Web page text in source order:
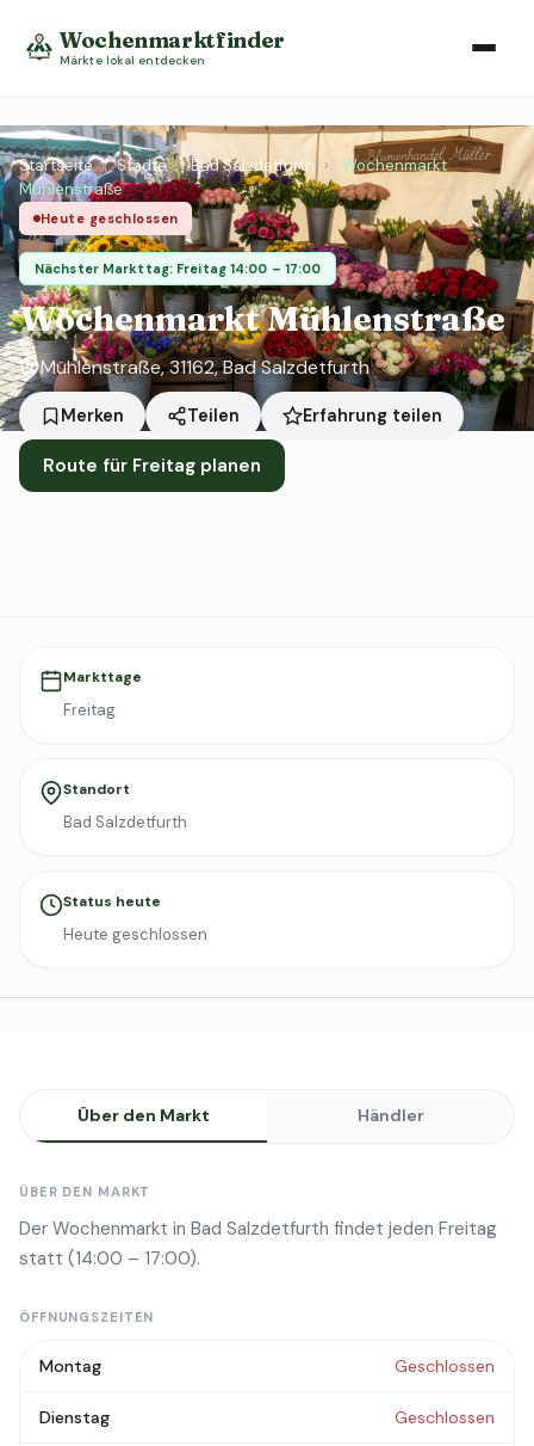
Wochenmarktfinder
Märkte lokal entdecken
Startseite › Städte › Bad Salzdetfurth ›
Wochenmarkt
Mühlenstraße
Heute geschlossen
Nächster Markttag: Freitag 14:00 – 17:00
Wochenmarkt Mühlenstraße
Mühlenstraße, 31162, Bad Salzdetfurth
Merken Teilen Erfahrung teilen
Route für Freitag planen
Markttage
Freitag
Standort
Bad Salzdetfurth
Status heute
Heute geschlossen
Über den Markt Händler
ÜBER DEN MARKT
Der Wochenmarkt in Bad Salzdetfurth findet jeden Freitag
statt (14:00 – 17:00).
ÖFFNUNGSZEITEN
Montag Geschlossen
Dienstag Geschlossen